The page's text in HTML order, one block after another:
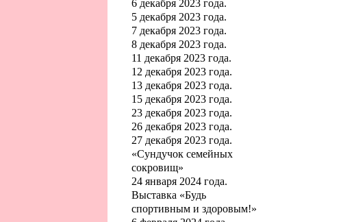
6 декабря 2023 года.
5 декабря 2023 года.
7 декабря 2023 года.
8 декабря 2023 года.
11 декабря 2023 года.
12 декабря 2023 года.
13 декабря 2023 года.
15 декабря 2023 года.
23 декабря 2023 года.
26 декабря 2023 года.
27 декабря 2023 года.
«Сундучок семейных
сокровищ»
24 января 2024 года.
Выставка «Будь
спортивным и здоровым!»